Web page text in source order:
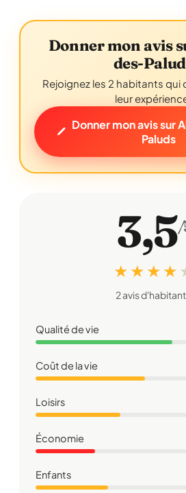
Donner mon avis
des-
Rejoignez les 2 habitants
leur
Donner mon avis sur
Paluds
3,5/
★ ★ ★ ★
2 avis
Qualité de vie
Coût de la vie
Loisirs
Économie
Enfants